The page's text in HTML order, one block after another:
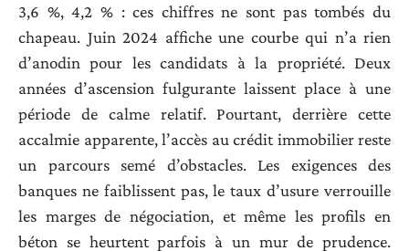
3,6 %, 4,2 % : ces chiffres ne sont pas tombés du
chapeau. Juin 2024 affiche une courbe qui n’a rien
d’anodin pour les candidats à la propriété. Deux
années d’ascension fulgurante laissent place à une
période de calme relatif. Pourtant, derrière cette
accalmie apparente, l’accès au crédit immobilier reste
un parcours semé d’obstacles. Les exigences des
banques ne faiblissent pas, le taux d’usure verrouille
les marges de négociation, et même les profils en
béton se heurtent parfois à un mur de prudence.